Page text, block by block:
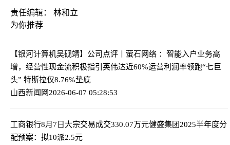
责任编辑： 林和立
为你推荐
【银河计算机吴砚靖】公司点评丨萤石网络 ：智能入户业务高
增，经营性现金流积极指引 英伟达近60%运营利润率领跑“七巨
头” 特斯拉仅8.76%垫底
山西新闻网2026-06-07 05:28:53
工商银行8月7日大宗交易成交330.07万元健盛集团2025半年度分
配预案：拟10派2.5元